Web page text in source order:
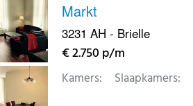
Markt
3231 AH - Brielle
€ 2.750 p/m
Kamers: Slaapkamers: